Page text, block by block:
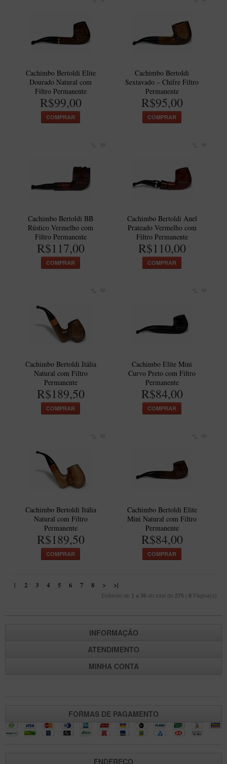
Cachimbo Bertoldi Elite
Dourado Natural com
Filtro Permanente
R$99,00
COMPRAR
Cachimbo Bertoldi
Sextavado – Chifre Filtro
Permanente
R$95,00
COMPRAR
Cachimbo Bertoldi BB
Rústico Vermelho com
Filtro Permanente
R$117,00
COMPRAR
Cachimbo Bertoldi Anel
Prateado Vermelho com
Filtro Permanente
R$110,00
COMPRAR
Cachimbo Bertoldi Itália
Natural com Filtro
Permanente
R$189,50
COMPRAR
Cachimbo Elite Mini
Curvo Preto com Filtro
Permanente
R$84,00
COMPRAR
Cachimbo Bertoldi Itália
Natural com Filtro
Permanente
R$189,50
COMPRAR
Cachimbo Bertoldi Elite
Mini Natural com Filtro
Permanente
R$84,00
COMPRAR
1 2 3 4 5 6 7 8 > >|
Exibindo de 1 a 36 do total de 275 | 8 Página(s)
INFORMAÇÃO
ATENDIMENTO
MINHA CONTA
FORMAS DE PAGAMENTO
ENDEREÇO